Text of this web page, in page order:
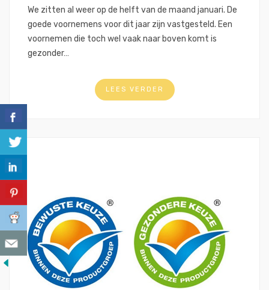
We zitten al weer op de helft van de maand januari. De
goede voornemens voor dit jaar zijn vastgesteld. Een
voornemen die toch wel vaak naar boven komt is
gezonder…
LEES VERDER